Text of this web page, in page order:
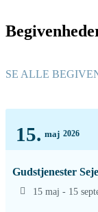
SE ALLE
15. maj 2026
Gudstjenester
15 maj - 15